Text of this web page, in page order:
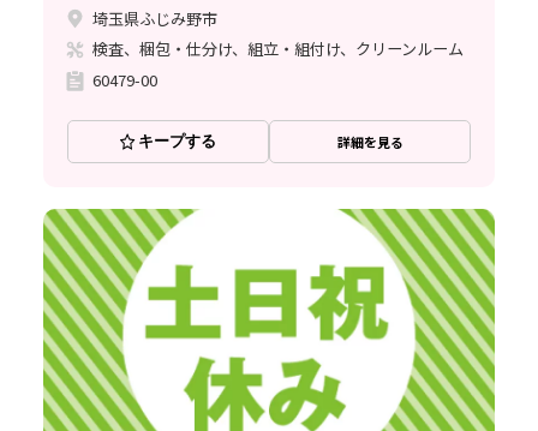
埼玉県ふじみ野市
検査、梱包・仕分け、組立・組付け、クリーンルーム
60479-00
キープする 詳細を見る